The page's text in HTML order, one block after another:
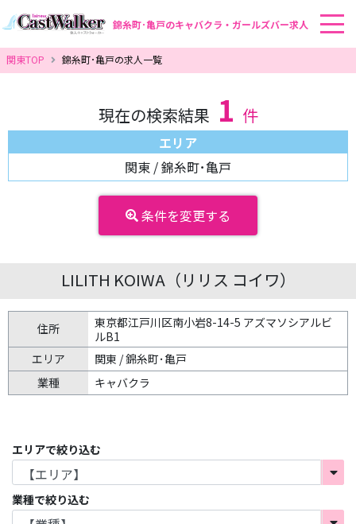
錦糸町･亀戸のキャバクラ・ガールズバー求人
関東TOP 錦糸町･亀戸の求人一覧
現在の検索結果 1 件
エリア
関東 / 錦糸町･亀戸
条件を変更する
LILITH KOIWA（リリス コイワ）
住所
東京都江戸川区南小岩8-14-5 アズマソシアルビ
ルB1
エリア
関東 / 錦糸町･亀戸
業種
キャバクラ
エリアで絞り込む
業種で絞り込む